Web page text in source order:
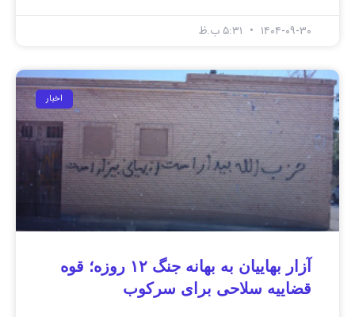
۱۴۰۴-۰۹-۳۰
اخبار
آزار بهاییان به بهانه جنگ ۱۲ روزه؛ قوه
قضاییه سلاحی برای سرکوب